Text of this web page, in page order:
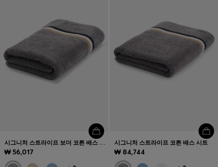
시그니처 스트라이프 보더 코튼 배스 타월
₩ 56,017
시그니처 스트라이프 코튼 배스 시트
₩ 84,744